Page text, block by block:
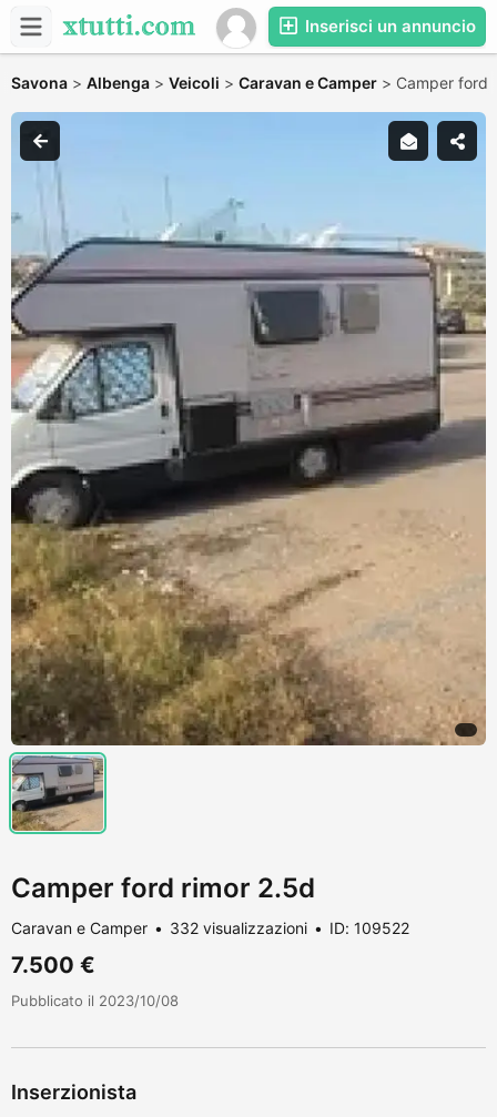
Inserisci un annuncio
Savona > Albenga > Veicoli > Caravan e Camper > Camper ford
Camper ford rimor 2.5d
Caravan e Camper 332 visualizzazioni ID: 109522
7.500 €
Pubblicato il 2023/10/08
Inserzionista